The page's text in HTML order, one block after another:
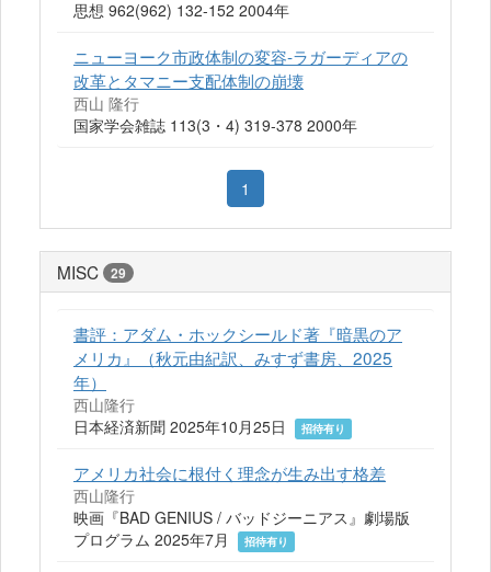
思想 962(962) 132-152 2004年
ニューヨーク市政体制の変容-ラガーディアの
改革とタマニー支配体制の崩壊
西山 隆行
国家学会雑誌 113(3・4) 319-378 2000年
1
MISC 29
書評：アダム・ホックシールド著『暗黒のア
メリカ』（秋元由紀訳、みすず書房、2025
年）
西山隆行
日本経済新聞 2025年10月25日
招待有り
アメリカ社会に根付く理念が生み出す格差
西山隆行
映画『BAD GENIUS / バッドジーニアス』劇場版
プログラム 2025年7月
招待有り